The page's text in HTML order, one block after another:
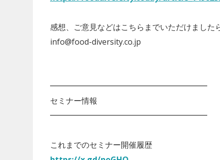
感想、ご意見などはこちらまでいただけました
info@food-diversity.co.jp
━━━━━━━━━━━━━━━━━━━━
セミナー情報
━━━━━━━━━━━━━━━━━━━━
これまでのセミナー開催履歴